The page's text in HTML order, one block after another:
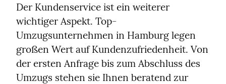
Der Kundenservice ist ein weiterer
wichtiger Aspekt. Top-
Umzugsunternehmen in Hamburg legen
großen Wert auf Kundenzufriedenheit. Von
der ersten Anfrage bis zum Abschluss des
Umzugs stehen sie Ihnen beratend zur